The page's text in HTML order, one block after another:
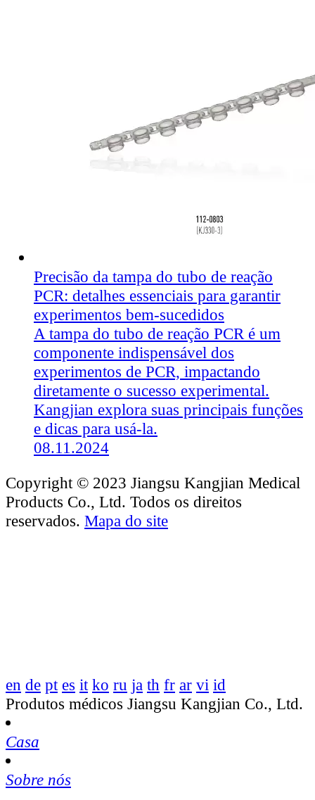
Precisão da tampa do tubo de reação
PCR: detalhes essenciais para garantir
experimentos bem-sucedidos
A tampa do tubo de reação PCR é um
componente indispensável dos
experimentos de PCR, impactando
diretamente o sucesso experimental.
Kangjian explora suas principais funções
e dicas para usá-la.
08.11.2024
Copyright © 2023 Jiangsu Kangjian Medical
Products Co., Ltd. Todos os direitos
reservados. Mapa do site
en de pt es it ko ru ja th fr ar vi id
Produtos médicos Jiangsu Kangjian Co., Ltd.
Casa
Sobre nós